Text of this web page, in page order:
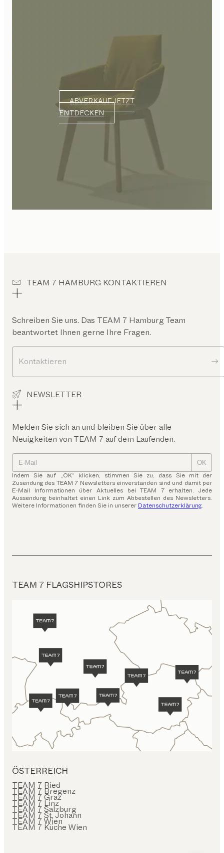
ABVERKAUF JETZT
ENTDECKEN
TEAM 7 HAMBURG KONTAKTIEREN
Schreiben Sie uns. Das TEAM 7 HamburgTeam
beantwortet Ihnen gerne Ihre Fragen.
Kontaktieren
NEWSLETTER
Melden Sie sich an und bleiben Sie über alle
Neuigkeiten von TEAM 7 auf dem Laufenden.
OK
Indem Sie auf „OK“ klicken, stimmen Sie zu, dass Sie mit der
Zusendung des TEAM 7 Newsletters einverstanden sind und damit per
E-Mail Informationen über Aktuelles bei TEAM 7 erhalten. Jede
Aussendung beinhaltet einen Link zum Abbestellen des Newsletters.
Weitere Informationen finden Sie in unserer Datenschutzerklärung.
TEAM 7 FLAGSHIPSTORES
ÖSTERREICH
TEAM 7 Ried
TEAM 7 Bregenz
TEAM 7 Graz
TEAM 7 Linz
TEAM 7 Salzburg
TEAM 7 St. Johann
TEAM 7 Wien
TEAM 7 Küche Wien